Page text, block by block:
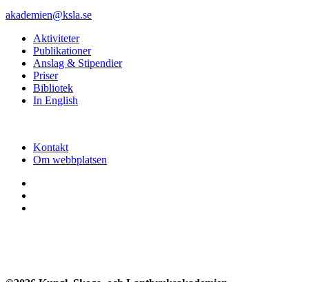
akademien@ksla.se
Aktiviteter
Publikationer
Anslag & Stipendier
Priser
Bibliotek
In English
Kontakt
Om webbplatsen